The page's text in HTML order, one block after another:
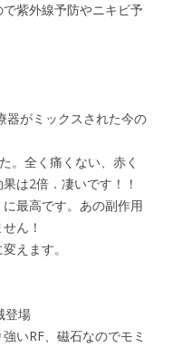
紫外線予防やニキビ予
器がミックスされた今の
。全く痛くない、赤く
は2倍．凄いです！！
最高です。あの副作用
ん！
えます。
登場
いRF、磁石なのでモミ